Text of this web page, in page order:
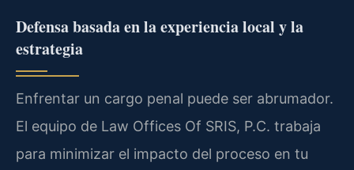
Defensa basada en la experiencia local y la
estrategia
Enfrentar un cargo penal puede ser abrumador.
El equipo de Law Offices Of SRIS, P.C. trabaja
para minimizar el impacto del proceso en tu